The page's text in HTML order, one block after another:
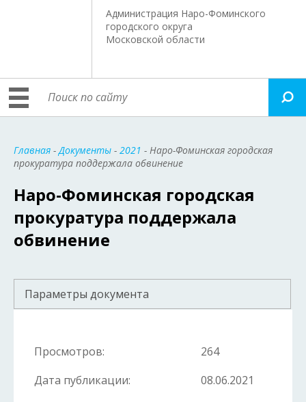
Администрация Наро-Фоминского
городского округа
Московской области
Главная -Документы - 2021 - Наро-Фоминская городская
прокуратура поддержала обвинение
Наро-Фоминская городская
прокуратура поддержала
обвинение
Параметры документа
Просмотров:
264
Дата публикации:
08.06.2021